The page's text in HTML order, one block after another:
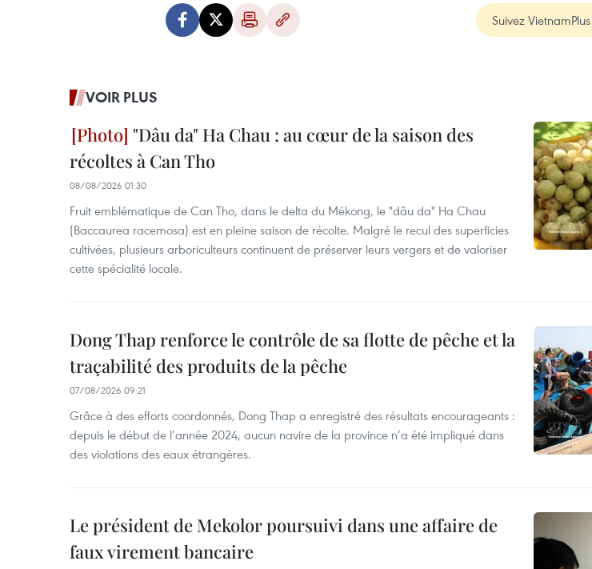
Suivez VietnamPlus
VOIR PLUS
"Dâu da" Ha Chau : au cœur de la saison des
récoltes à Can Tho
08/08/2026 01:30
Fruit emblématique de Can Tho, dans le delta du Mékong, le "dâu da" Ha Chau
(Baccaurea racemosa) est en pleine saison de récolte. Malgré le recul des superficies
cultivées, plusieurs arboriculteurs continuent de préserver leurs vergers et de valoriser
cette spécialité locale.
Dong Thap renforce le contrôle de sa flotte de pêche et la
traçabilité des produits de la pêche
07/08/2026 09:21
Grâce à des efforts coordonnés, Dong Thap a enregistré des résultats encourageants :
depuis le début de l’année 2024, aucun navire de la province n’a été impliqué dans
des violations des eaux étrangères.
Le président de Mekolor poursuivi dans une affaire de
faux virement bancaire